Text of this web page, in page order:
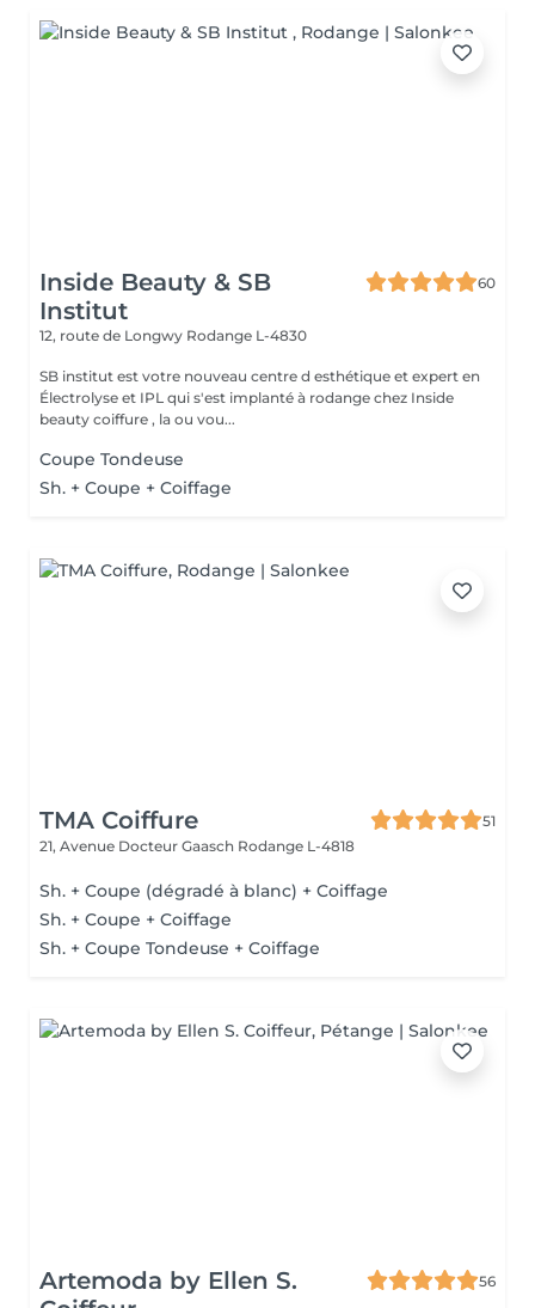
Inside Beauty & SB
Institut
60
12, route de Longwy Rodange L-4830
SB institut est votre nouveau centre d esthétique et expert en
Électrolyse et IPL qui s'est implanté à rodange chez Inside
beauty coiffure , la ou vou...
Coupe Tondeuse
Sh. + Coupe + Coiffage
TMA Coiffure
51
21, Avenue Docteur Gaasch Rodange L-4818
Sh. + Coupe (dégradé à blanc) + Coiffage
Sh. + Coupe + Coiffage
Sh. + Coupe Tondeuse + Coiffage
Artemoda by Ellen S.
56